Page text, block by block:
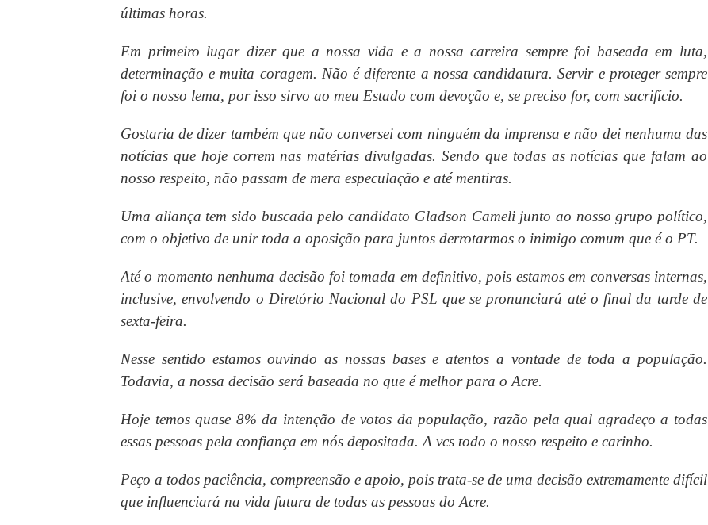
últimas horas.
Em primeiro lugar dizer que a nossa vida e a nossa carreira sempre foi baseada em luta,
determinação e muita coragem. Não é diferente a nossa candidatura. Servir e proteger sempre
foi o nosso lema, por isso sirvo ao meu Estado com devoção e, se preciso for, com sacrifício.
Gostaria de dizer também que não conversei com ninguém da imprensa e não dei nenhuma das
notícias que hoje correm nas matérias divulgadas. Sendo que todas as notícias que falam ao
nosso respeito, não passam de mera especulação e até mentiras.
Uma aliança tem sido buscada pelo candidato Gladson Cameli junto ao nosso grupo político,
com o objetivo de unir toda a oposição para juntos derrotarmos o inimigo comum que é o PT.
Até o momento nenhuma decisão foi tomada em definitivo, pois estamos em conversas internas,
inclusive, envolvendo o Diretório Nacional do PSL que se pronunciará até o final da tarde de
sexta-feira.
Nesse sentido estamos ouvindo as nossas bases e atentos a vontade de toda a população.
Todavia, a nossa decisão será baseada no que é melhor para o Acre.
Hoje temos quase 8% da intenção de votos da população, razão pela qual agradeço a todas
essas pessoas pela confiança em nós depositada. A vcs todo o nosso respeito e carinho.
Peço a todos paciência, compreensão e apoio, pois trata-se de uma decisão extremamente difícil
que influenciará na vida futura de todas as pessoas do Acre.